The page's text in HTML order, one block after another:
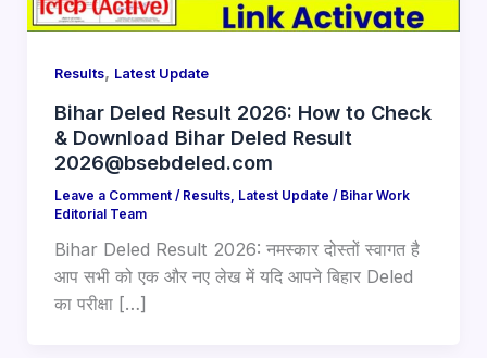
Results, Latest Update
Bihar Deled Result 2026: How to Check
& Download Bihar Deled Result
2026@bsebdeled.com
Leave a Comment / Results, Latest Update / Bihar Work
Editorial Team
Bihar Deled Result 2026: नमस्कार दोस्तों स्वागत है
आप सभी को एक और नए लेख में यदि आपने बिहार Deled
का परीक्षा […]